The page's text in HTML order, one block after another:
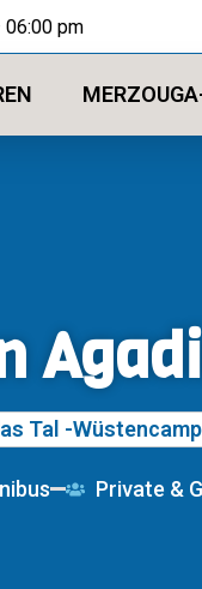
06:00 pm
Tal -
Private &